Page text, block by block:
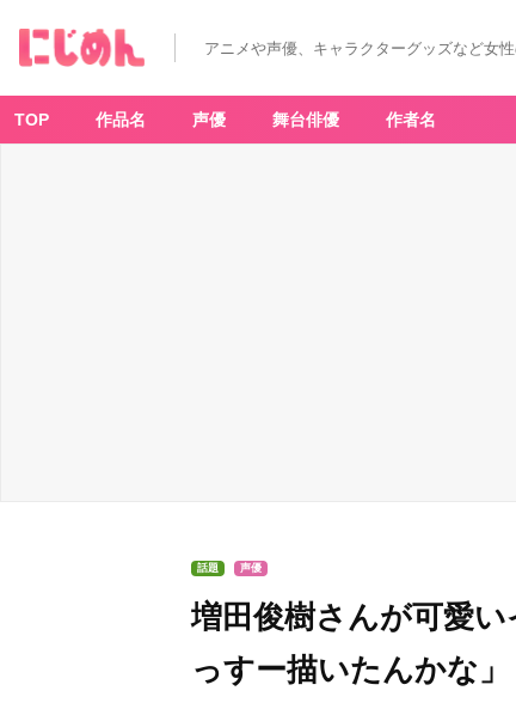
アニメや声優、キャラクターグッズなど女
TOP 作品名 声優 舞台俳優 作者名
話題 声優
増田俊樹さんが可愛
っすー描いたんかな」